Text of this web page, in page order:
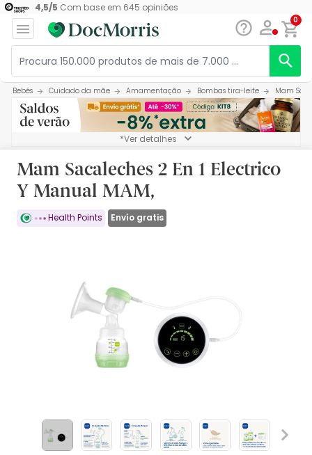
4,5/5 Com base em 645 opiniões
0
Bebés Cuidado da mãe Amamentação Bombas tira-leite Mam
*Ver detalhes
Mam Sacaleches 2 En 1 Electrico
Y Manual MAM,
Health Points Envío gratis